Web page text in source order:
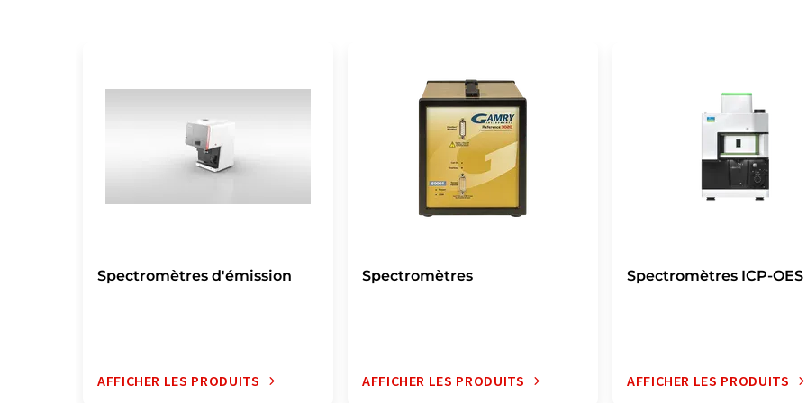
Spectromètres d'émission
AFFICHER LES PRODUITS
Spectromètres
AFFICHER LES PRODUITS
Spectromètres ICP-OES
AFFICHER LES PRODUITS